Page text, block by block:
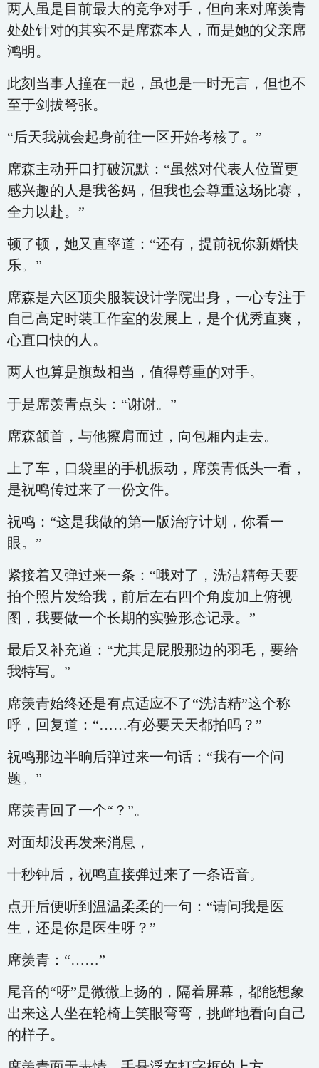
两人虽是目前最大的竞争对手，但向来对席羡青
处处针对的其实不是席森本人，而是她的父亲席
鸿明。
此刻当事人撞在一起，虽也是一时无言，但也不
至于剑拔弩张。
“后天我就会起身前往一区开始考核了。”
席森主动开口打破沉默：“虽然对代表人位置更
感兴趣的人是我爸妈，但我也会尊重这场比赛，
全力以赴。”
顿了顿，她又直率道：“还有，提前祝你新婚快
乐。”
席森是六区顶尖服装设计学院出身，一心专注于
自己高定时装工作室的发展上，是个优秀直爽，
心直口快的人。
两人也算是旗鼓相当，值得尊重的对手。
于是席羡青点头：“谢谢。”
席森颔首，与他擦肩而过，向包厢内走去。
上了车，口袋里的手机振动，席羡青低头一看，
是祝鸣传过来了一份文件。
祝鸣：“这是我做的第一版治疗计划，你看一
眼。”
紧接着又弹过来一条：“哦对了，洗洁精每天要
拍个照片发给我，前后左右四个角度加上俯视
图，我要做一个长期的实验形态记录。”
最后又补充道：“尤其是屁股那边的羽毛，要给
我特写。”
席羡青始终还是有点适应不了“洗洁精”这个称
呼，回复道：“……有必要天天都拍吗？”
祝鸣那边半晌后弹过来一句话：“我有一个问
题。”
席羡青回了一个“？”。
对面却没再发来消息，
十秒钟后，祝鸣直接弹过来了一条语音。
点开后便听到温温柔柔的一句：“请问我是医
生，还是你是医生呀？”
席羡青：“……”
尾音的“呀”是微微上扬的，隔着屏幕，都能想象
出来这人坐在轮椅上笑眼弯弯，挑衅地看向自己
的样子。